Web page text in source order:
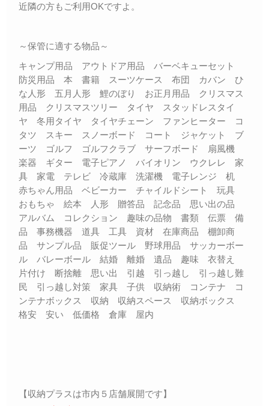
近隣の方もご利用OKですよ。
～保管に適する物品～
キャンプ用品 アウトドア用品 バーベキューセット
防災用品 本 書籍 スーツケース 布団 カバン ひ
な人形 五月人形 鯉のぼり お正月用品 クリスマス
用品 クリスマスツリー タイヤ スタッドレスタイ
ヤ 冬用タイヤ タイヤチェーン ファンヒーター コ
タツ スキー スノーボード コート ジャケット ブ
ーツ ゴルフ ゴルフクラブ サーフボード 扇風機
楽器 ギター 電子ピアノ バイオリン ウクレレ 家
具 家電 テレビ 冷蔵庫 洗濯機 電子レンジ 机
赤ちゃん用品 ベビーカー チャイルドシート 玩具
おもちゃ 絵本 人形 贈答品 記念品 思い出の品
アルバム コレクション 趣味の品物 書類 伝票 備
品 事務機器 道具 工具 資材 在庫商品 棚卸商
品 サンプル品 販促ツール 野球用品 サッカーボー
ル バレーボール 結婚 離婚 遺品 趣味 衣替え
片付け 断捨離 思い出 引越 引っ越し 引っ越し難
民 引っ越し対策 家具 子供 収納術 コンテナ コ
ンテナボックス 収納 収納スペース 収納ボックス
格安 安い 低価格 倉庫 屋内
【収納プラスは市内５店舗展開です】